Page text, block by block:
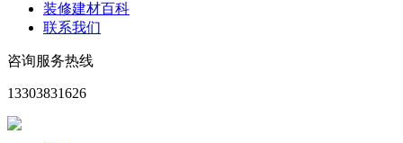
装修建材百科
联系我们
咨询服务热线
13303831626